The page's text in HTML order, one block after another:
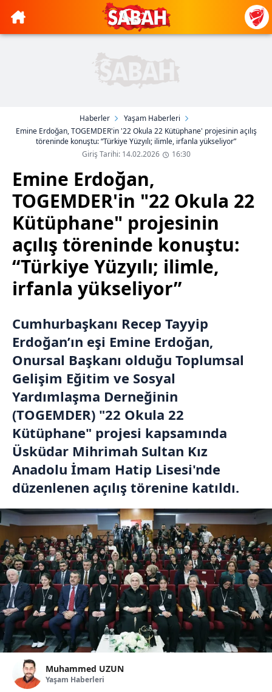
Haberler
Yaşam Haberleri
Emine Erdoğan, TOGEMDER'in '22 Okula 22 Kütüphane' projesinin açılış
töreninde konuştu: “Türkiye Yüzyılı; ilimle, irfanla yükseliyor”
Giriş Tarihi: 14.02.2026
16:30
Emine Erdoğan,
TOGEMDER'in "22 Okula 22
Kütüphane" projesinin
açılış töreninde konuştu:
“Türkiye Yüzyılı; ilimle,
irfanla yükseliyor”
Cumhurbaşkanı Recep Tayyip
Erdoğan’ın eşi Emine Erdoğan,
Onursal Başkanı olduğu Toplumsal
Gelişim Eğitim ve Sosyal
Yardımlaşma Derneğinin
(TOGEMDER) "22 Okula 22
Kütüphane" projesi kapsamında
Üsküdar Mihrimah Sultan Kız
Anadolu İmam Hatip Lisesi'nde
düzenlenen açılış törenine katıldı.
Muhammed UZUN
Yaşam Haberleri